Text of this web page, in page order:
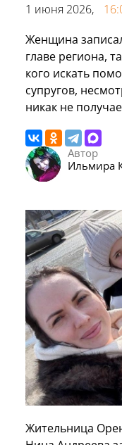
1 июня 2026,
Женщина
главе региона,
кого искать
супругов,
никак не
Автор
Ильмира
Жительница